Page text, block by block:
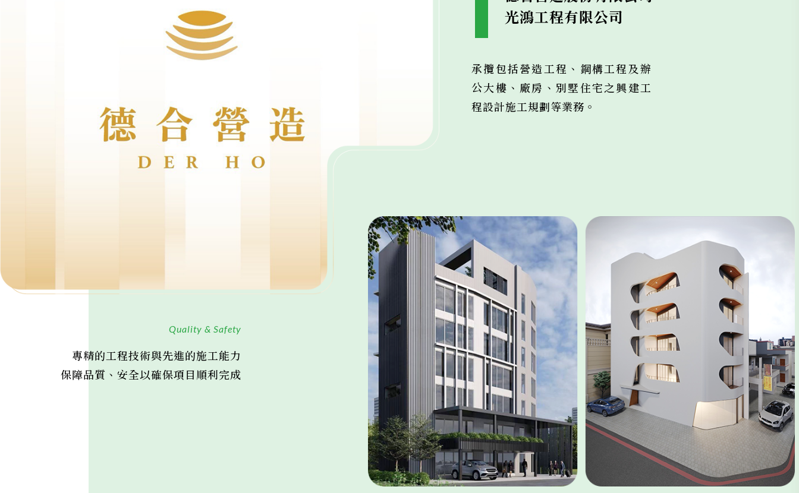
光鴻工程有限公司
承攬包括營造工程、鋼構工程及辦
公大樓、廠房、別墅住宅之興建工
程設計施工規劃等業務。
Quality & Safety
專精的工程技術與先進的施工能力
保障品質、安全以確保項目順利完成